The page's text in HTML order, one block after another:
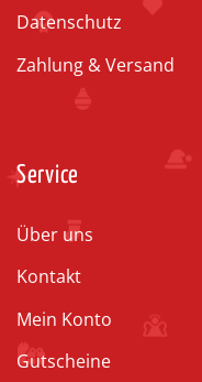
Datenschutz
Zahlung & Versand
Service
Über uns
Kontakt
Mein Konto
Gutscheine